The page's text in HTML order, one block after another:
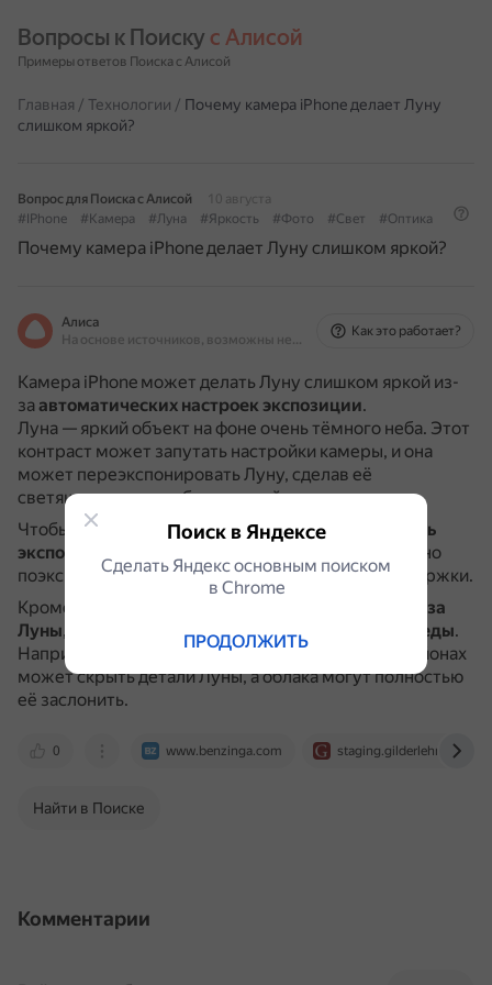
Вопросы к Поиску с Алисой
Примеры ответов Поиска с Алисой
Главная / Технологии / Почему камера iPhone делает Луну
слишком яркой?
Вопрос для Поиска с Алисой
10 августа
#IPhone
#Камера #Луна #Яркость #Фото #Свет #Оптика
Почему камера iPhone делает Луну слишком яркой?
Алиса
На основе источников, возможны неточности
Как это работает?
Камера iPhone может делать Луну слишком яркой из-
заавтоматических настроек экспозиции.
Луна — яркий объект на фоне очень тёмного неба. Этот
контраст может запутать настройки камеры, и она
может переэкспонировать Луну, сделав её
светящимся шаром без деталей.
Чтобы избежать этого эффекта, можно
уменьшить
экспозицию
Также можно
поэкспериментировать с настройками ISO и выдержки.
Кроме того, на качество снимков Луны влияют
фаза
Луны, время съёмки ифакторы окружающей среды.
Например, световое загрязнение в городских районах
может скрыть детали Луны, а облака могут полностью
её заслонить.
0 www.benzinga.com staging.gilderlehrman.org
Найти в Поиске
Комментарии
Поиск в Яндексе
Сделать Яндекс основным поиском
в Сhrome
ПРОДОЛЖИТЬ